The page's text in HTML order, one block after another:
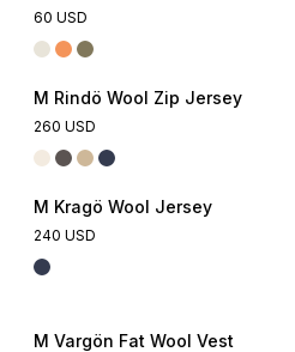
60 USD
M Rindö Wool Zip Jersey
260 USD
M Kragö Wool Jersey
240 USD
M Vargön Fat Wool Vest